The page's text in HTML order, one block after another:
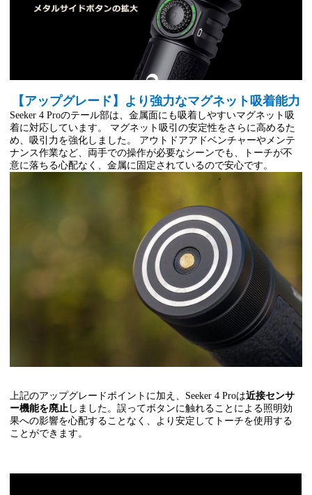
【アップグレード】より強力なマグネット吸着能力
Seeker 4 Proのテール部は、金属面にも吸着しやすいマグネット吸
着に対応しています。 マグネット吸引の安定性をさらに高めるた
め、吸引力を強化しました。 アウトドアアドベンチャーやメンテ
ナンス作業など、両手での操作が必要なシーンでも、トーチが不
意に落ちる心配なく、金属に固定されているので安心です。
上記のアップグレードポイントに加え、Seeker 4 Proは近接センサ
ー機能を廃止 しました。誤ってボタンに触れることによる照明効
果への影響を心配することなく、より安定してトーチを使用する
ことができます。